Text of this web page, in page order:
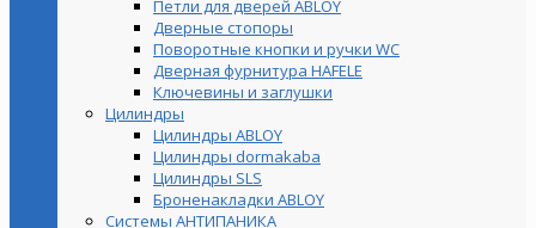
Петли для дверей ABLOY
Дверные стопоры
Поворотные кнопки и ручки WC
Дверная фурнитура HAFELE
Ключевины и заглушки
Цилиндры
Цилиндры ABLOY
Цилиндры dormakaba
Цилиндры SLS
Броненакладки ABLOY
Системы АНТИПАНИКА